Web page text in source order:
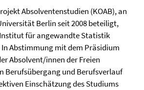
Absolventenstudien (KOAB), an
Berlin seit 2008 beteiligt,
für angewandte Statistik
In Abstimmung mit dem Präsidium
Absolvent/innen der Freien
Berufsübergang und Berufsverlauf
Einschätzung des Studiums